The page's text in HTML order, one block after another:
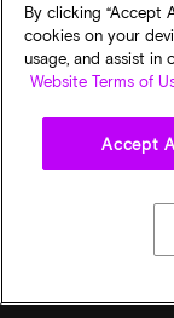
Micron
通知。所有提供之資訊皆
例。Micron、Micron 標誌
By clicking “Accept
cookies on your
usage, and assist in
Website Terms of
Accept